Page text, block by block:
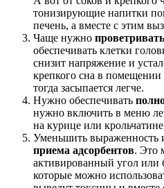
тонизирующие напитки
печень, а вместе с этим
Чаще нужно
обеспечивать клетки
снизит напряжение и
крепкого сна в
тогда засыпается легче.
Нужно обеспечивать
нужно включить в меню
на курице или
Уменьшить выраженность
приема адсорбентов. Это
активированный угол или
которые можно